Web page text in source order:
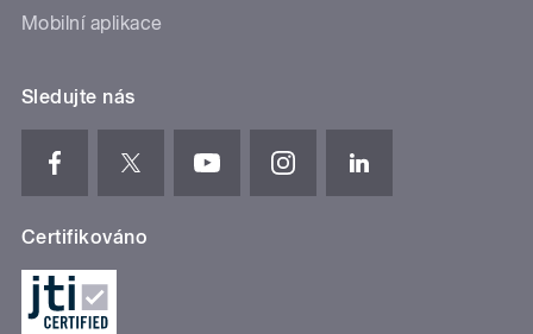
Mobilní aplikace
Sledujte nás
Certifikováno